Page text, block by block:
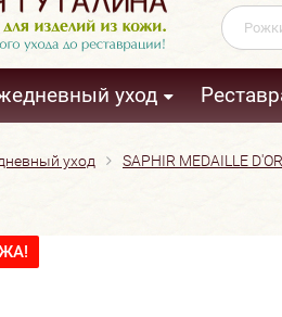
уход
уход SAPHIR MEDAILLE